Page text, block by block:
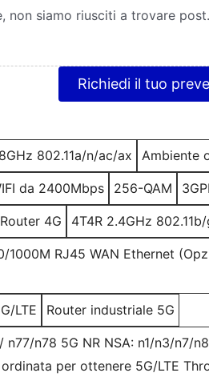
non siamo riusciti a trovare
Richiedi il tuo
802.11a/n/ac/ax Ambiente
da 2400Mbps 256-QAM
Router 4G 4T4R 2.4GHz
RJ45 WAN Ethernet
LTE Router industriale 5G
n78 5G NR NSA: n1/n3/
per ottenere 5G/LTE